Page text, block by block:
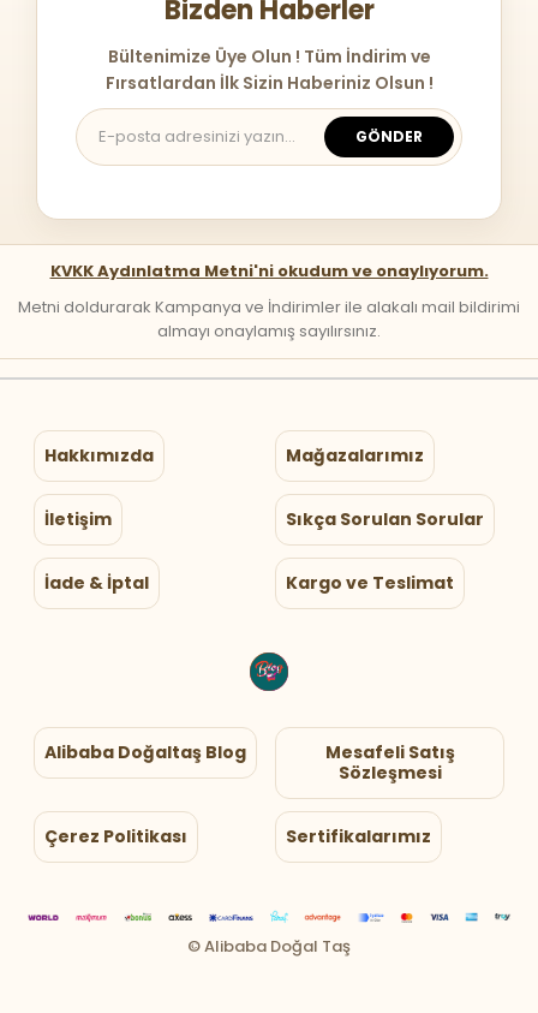
Bizden Haberler
Bültenimize Üye Olun ! Tüm İndirim ve
Fırsatlardan İlk Sizin Haberiniz Olsun !
GÖNDER
KVKK Aydınlatma Metni'ni okudum ve onaylıyorum.
Metni doldurarak Kampanya ve İndirimler ile alakalı mail bildirimi
almayı onaylamış sayılırsınız.
Hakkımızda Mağazalarımız
İletişim Sıkça Sorulan Sorular
İade & İptal Kargo ve Teslimat
Alibaba Doğaltaş Blog
Mesafeli Satış
Sözleşmesi
Çerez Politikası Sertifikalarımız